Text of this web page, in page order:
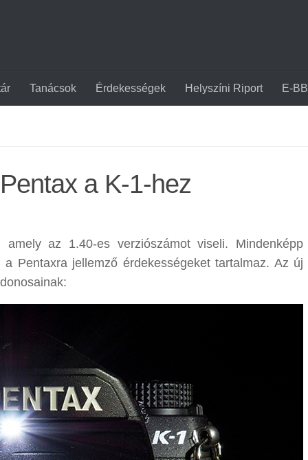
Tanácsok Érdekességek Helyszíni Riport E-BB
a K-1-hez
amely az 1.40-es verziószámot viseli. Mindenképp
Pentaxra jellemző érdekességeket tartalmaz. Az új